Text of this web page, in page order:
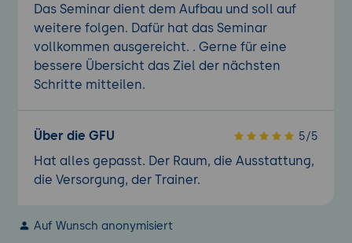
Das Seminar dient dem Aufbau und soll auf
weitere folgen. Dafür hat das Seminar
vollkommen ausgereicht. . Gerne für eine
bessere Übersicht das Ziel der nächsten
Schritte mitteilen.
Über die GFU 5/5
Hat alles gepasst. Der Raum, die Ausstattung,
die Versorgung, der Trainer.
Auf Wunsch anonymisiert